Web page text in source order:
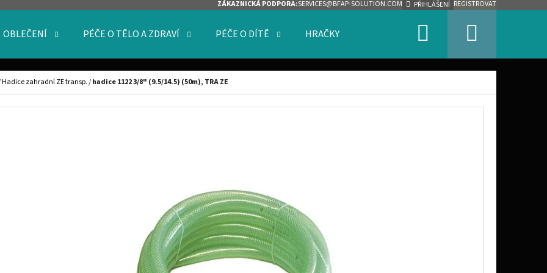
ZÁKAZNICKÁ PODPORA:SERVICES@BFAP-SOLUTION.COM PŘIHLÁŠENÍ REGISTROVAT
OBLEČENÍ PÉČE O TĚLO A ZDRAVÍ PÉČE O DÍTĚ HRAČKY Hledat
Hadice zahradní ZE transp./hadice 1122 3/8" (9.5/14.5) (50m), TRA ZE
POTŘEBUJETE NAJÍT?